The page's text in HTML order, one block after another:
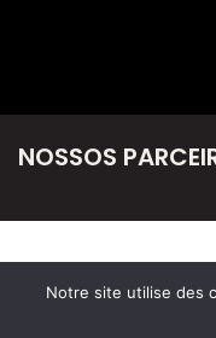
NOSSOS
Notre site utilise des